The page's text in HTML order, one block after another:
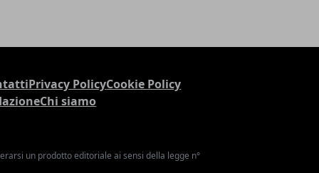
Privacy PolicyCookie Policy
Chi siamo
un prodotto editoriale ai sensi della legge n°